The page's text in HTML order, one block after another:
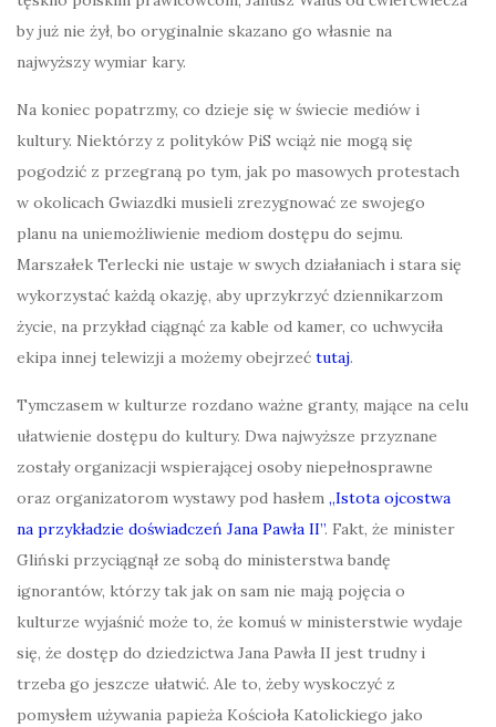
by już nie żył, bo oryginalnie skazano go własnie na
najwyższy wymiar kary.
Na koniec popatrzmy, co dzieje się w świecie mediów i
kultury. Niektórzy z polityków PiS wciąż nie mogą się
pogodzić z przegraną po tym, jak po masowych protestach
w okolicach Gwiazdki musieli zrezygnować ze swojego
planu na uniemożliwienie mediom dostępu do sejmu.
Marszałek Terlecki nie ustaje w swych działaniach i stara się
wykorzystać każdą okazję, aby uprzykrzyć dziennikarzom
życie, na przykład ciągnąć za kable od kamer, co uchwyciła
ekipa innej telewizji a możemy obejrzeć tutaj.
Tymczasem w kulturze rozdano ważne granty, mające na celu
ułatwienie dostępu do kultury. Dwa najwyższe przyznane
zostały organizacji wspierającej osoby niepełnosprawne
oraz organizatorom wystawy pod hasłem „Istota ojcostwa
na przykładzie doświadczeń Jana Pawła II”. Fakt, że minister
Gliński przyciągnął ze sobą do ministerstwa bandę
ignorantów, którzy tak jak on sam nie mają pojęcia o
kulturze wyjaśnić może to, że komuś w ministerstwie wydaje
się, że dostęp do dziedzictwa Jana Pawła II jest trudny i
trzeba go jeszcze ułatwić. Ale to, żeby wyskoczyć z
pomysłem używania papieża Kościoła Katolickiego jako